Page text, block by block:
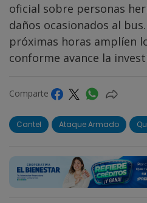
oficial sobre personas
daños ocasionados al
próximas horas amplíen
conforme avance la
Comparte
Cantel Ataque Armado